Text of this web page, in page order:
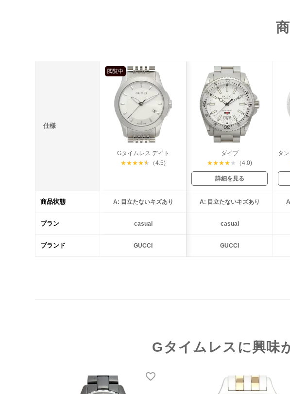
仕様
閲覧中
Gタイムレス デイト
★★★★★ （4.5)
ダイブ
★★★★ ★ （4.0)
詳細を見る
商品状態 A: 目立たないキズあり A: 目立たないキズあり
プラン casual casual
ブランド GUCCI GUCCI
Gタイムレスに興味